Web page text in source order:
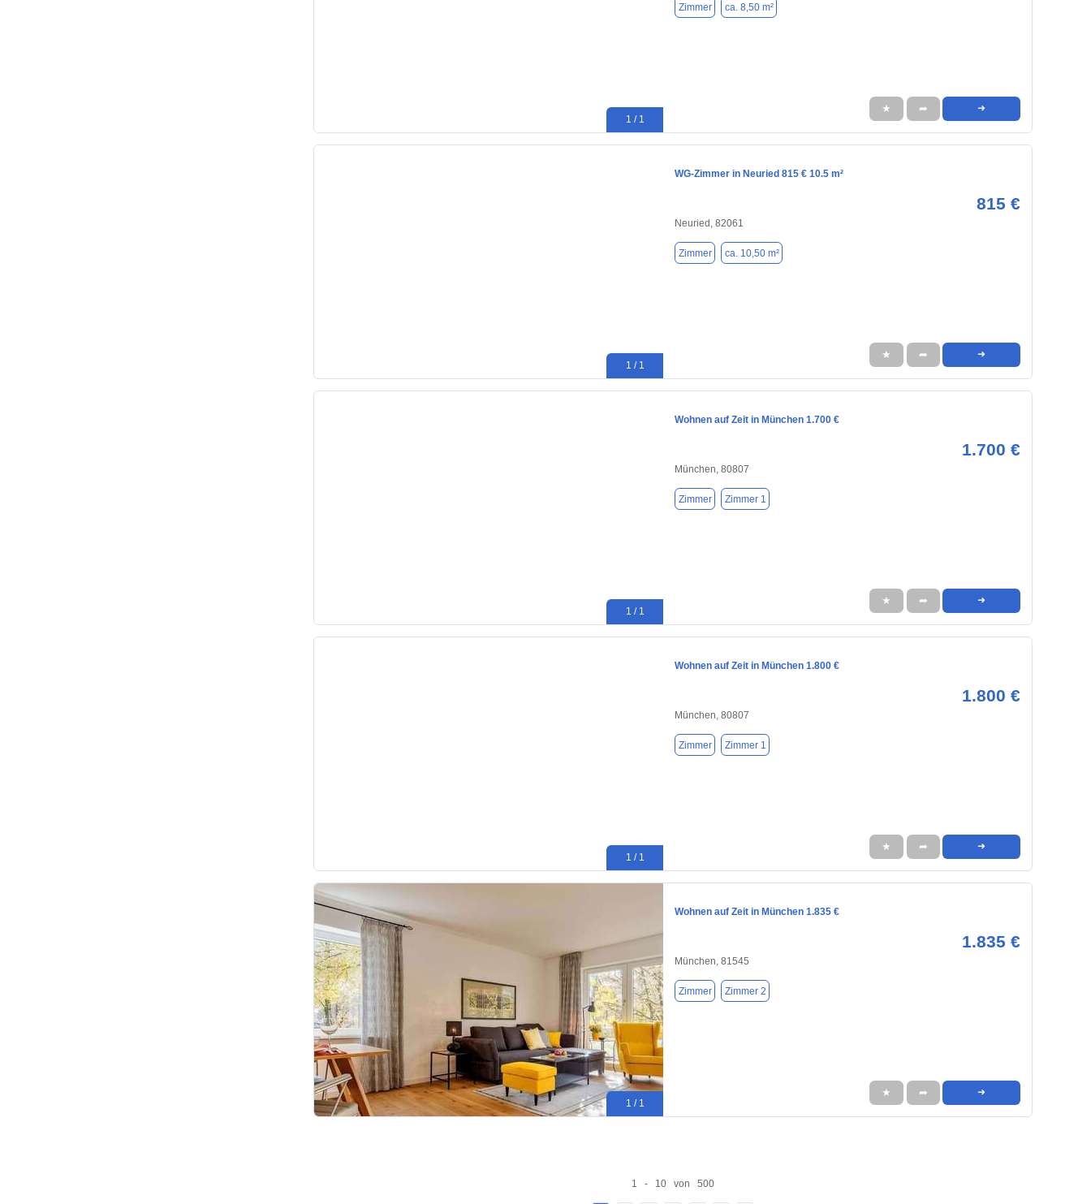
1 / 1
Zimmer ca. 8,50 m²
★ ➦ ➜
1 / 1
WG-Zimmer in Neuried 815 € 10.5 m²
815 €
Neuried, 82061
Zimmer ca. 10,50 m²
★ ➦ ➜
1 / 1
Wohnen auf Zeit in München 1.700 €
1.700 €
München, 80807
Zimmer Zimmer 1
★ ➦ ➜
1 / 1
Wohnen auf Zeit in München 1.800 €
1.800 €
München, 80807
Zimmer Zimmer 1
★ ➦ ➜
1 / 1
Wohnen auf Zeit in München 1.835 €
1.835 €
München, 81545
Zimmer Zimmer 2
★ ➦ ➜
1 - 10 von 500